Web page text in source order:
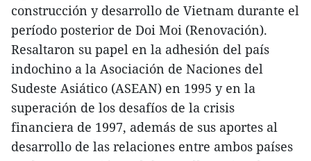
construcción y desarrollo de Vietnam durante el
período posterior de Doi Moi (Renovación).
Resaltaron su papel en la adhesión del país
indochino a la Asociación de Naciones del
Sudeste Asiático (ASEAN) en 1995 y en la
superación de los desafíos de la crisis
financiera de 1997, además de sus aportes al
desarrollo de las relaciones entre ambos países